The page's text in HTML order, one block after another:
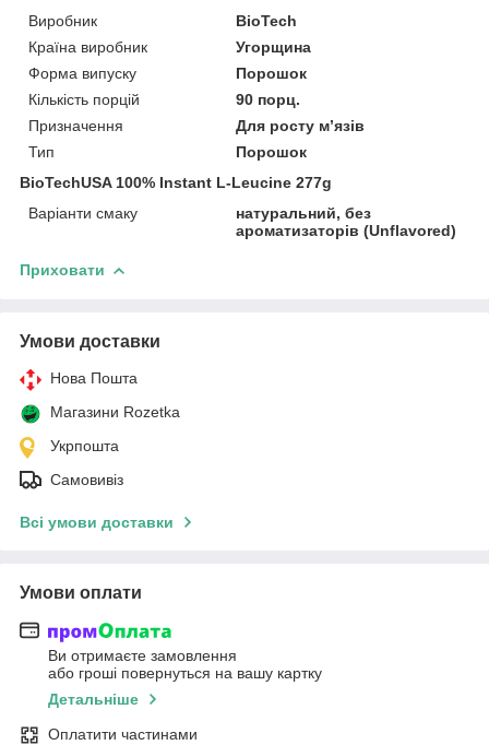
Виробник
BioTech
Країна виробник
Угорщина
Форма випуску
Порошок
Кількість порцій
90 порц.
Призначення
Для росту м’язів
Тип
Порошок
BioTechUSA 100% Instant L-Leucine 277g
Варіанти смаку
натуральний, без
ароматизаторів (Unflavored)
Приховати
Умови доставки
Нова Пошта
Магазини Rozetka
Укрпошта
Самовивіз
Всі умови доставки
Умови оплати
Ви отримаєте замовлення
або гроші повернуться на вашу картку
Детальніше
Оплатити частинами